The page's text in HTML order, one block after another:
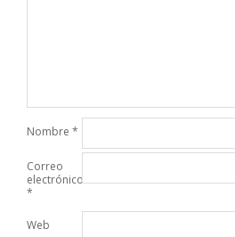
Nombre *
Correo
electrónico
*
Web